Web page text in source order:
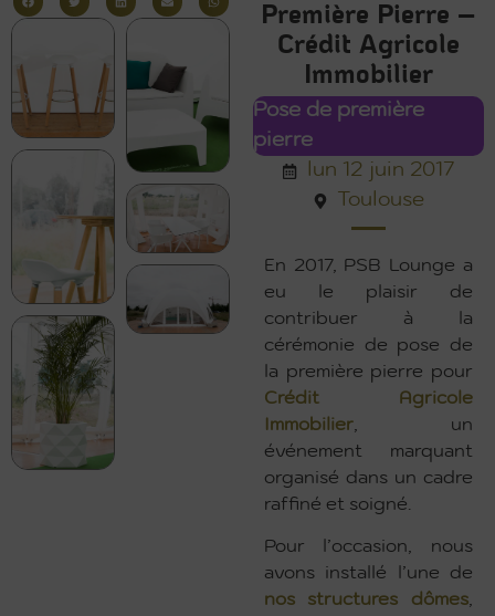
Première Pierre –
Crédit Agricole
Immobilier
Pose de première
pierre
lun 12 juin 2017
Toulouse
En 2017, PSB Lounge a
eu le plaisir de
contribuer à la
cérémonie de pose de
la première pierre pour
Crédit Agricole
Immobilier, un
événement marquant
organisé dans un cadre
raffiné et soigné.
Pour l’occasion, nous
avons installé l’une de
nos structures dômes,